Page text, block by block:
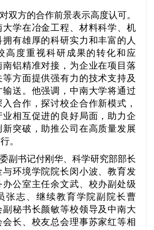
双方的合作前景表示高度认可。
大学在冶金工程、材料科学、机
有雄厚的科研实力和丰富的人
高度重视科研成果的转化和应
南铝精准对接，为企业在项目落
方面提供强有力的技术支持及
输送。他强调，中南大学将通过
合作，探讨校企合作新模式，
业相互促进的良好局面，助力企
突破，助推公司在高质量发展
。
副书记付刚华、科学研究部部长
与环境学院院长闵小波、教育发
办公室主任余文武、校办副处级
张志、继续教育学院副院长曹
秘书长颜敏等校领导及中南大
长、校友总会理事苏家红等相